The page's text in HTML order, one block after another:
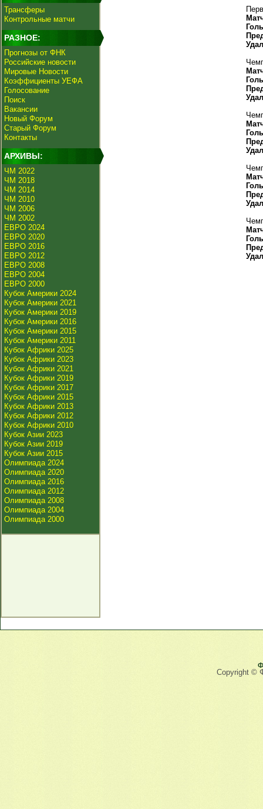
Трансферы
Контрольные матчи
РАЗНОЕ:
Прогнозы от ФНК
Российские новости
Мировые Новости
Коэффициенты УЕФА
Голосование
Поиск
Вакансии
Новый Форум
Старый Форум
Контакты
АРХИВЫ:
ЧМ 2022
ЧМ 2018
ЧМ 2014
ЧМ 2010
ЧМ 2006
ЧМ 2002
ЕВРО 2024
ЕВРО 2020
ЕВРО 2016
ЕВРО 2012
ЕВРО 2008
ЕВРО 2004
ЕВРО 2000
Кубок Америки 2024
Кубок Америки 2021
Кубок Америки 2019
Кубок Америки 2016
Кубок Америки 2015
Кубок Америки 2011
Кубок Африки 2025
Кубок Африки 2023
Кубок Африки 2021
Кубок Африки 2019
Кубок Африки 2017
Кубок Африки 2015
Кубок Африки 2013
Кубок Африки 2012
Кубок Африки 2010
Кубок Азии 2023
Кубок Азии 2019
Кубок Азии 2015
Олимпиада 2024
Олимпиада 2020
Олимпиада 2016
Олимпиада 2012
Олимпиада 2008
Олимпиада 2004
Олимпиада 2000
Copyright ©